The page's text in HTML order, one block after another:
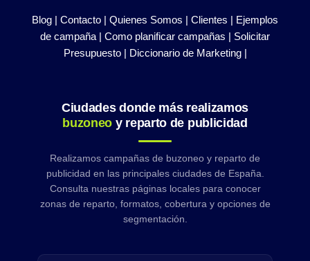
Blog | Contacto | Quienes Somos | Clientes | Ejemplos
de campaña | Como planificar campañas | Solicitar
Presupuesto | Diccionario de Marketing |
Ciudades donde más realizamos
buzoneo y reparto de publicidad
Realizamos campañas de buzoneo y reparto de
publicidad en las principales ciudades de España.
Consulta nuestras páginas locales para conocer
zonas de reparto, formatos, cobertura y opciones de
segmentación.